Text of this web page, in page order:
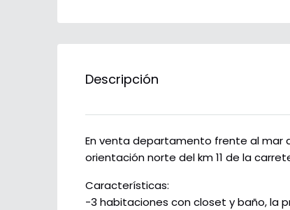
Descripción
En venta departamento frente al mar
orientación norte del km 11 de la
Características:
-3 habitaciones con closet y baño, la